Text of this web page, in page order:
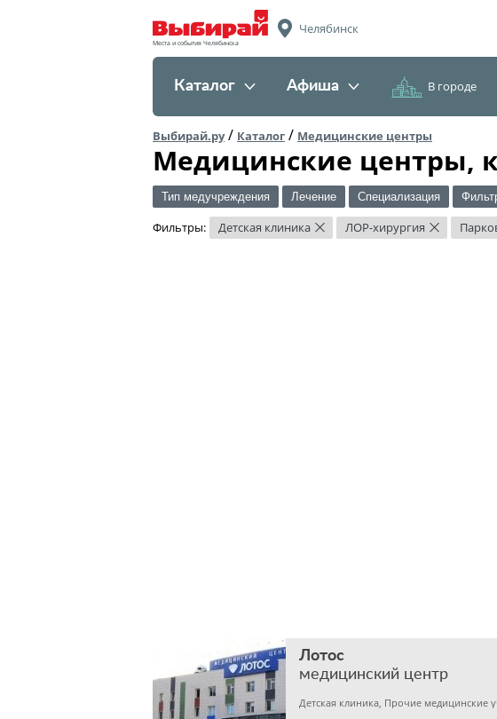
Места и события Челябинска
Челябинск
Каталог Афиша В городе
Выбирай.ру/ Каталог / Медицинские центры
Медицинские центры,
Тип медучреждения Лечение Специализация
Фильтры: Детская клиника × ЛОР-хирургия ×
Лотос
медицинский центр